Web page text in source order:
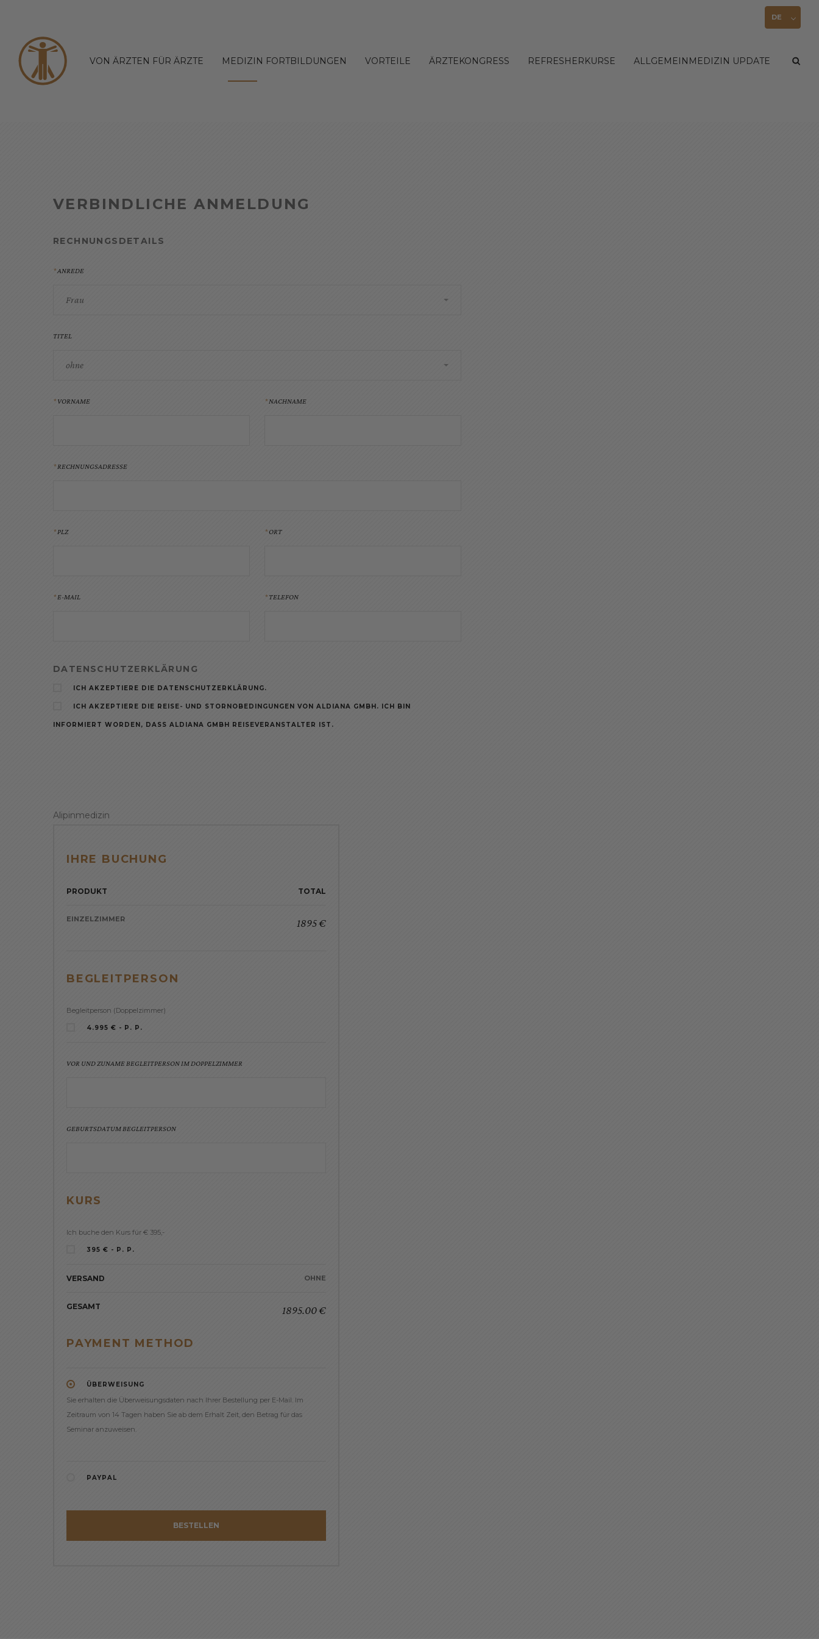
VON ÄRZTEN FÜR ÄRZTE MEDIZIN FORTBILDUNGEN VORTEILE ÄRZTEKONGRESS REFRESHERKURSE ALLGEMEINMEDIZIN UPDATE
DE
VERBINDLICHE ANMELDUNG
RECHNUNGSDETAILS
ANREDE
Frau
TITEL
ohne
VORNAME NACHNAME
RECHNUNGSADRESSE
PLZ ORT
E-MAIL TELEFON
DATENSCHUTZERKLÄRUNG
ICH AKZEPTIERE DIE DATENSCHUTZERKLÄRUNG.
ICH AKZEPTIERE DIE REISE- UND STORNOBEDINGUNGEN VON ALDIANA GMBH. ICH BIN
INFORMIERT WORDEN, DASS ALDIANA GMBH REISEVERANSTALTER IST.
Alipinmedizin
IHRE BUCHUNG
PRODUKT TOTAL
EINZELZIMMER 1895 €
BEGLEITPERSON
Begleitperson (Doppelzimmer)
4.995 € - P. P.
VOR UND ZUNAME BEGLEITPERSON IM DOPPELZIMMER
GEBURTSDATUM BEGLEITPERSON
KURS
Ich buche den Kurs für € 395,-
395 € - P. P.
VERSAND OHNE
GESAMT 1895.00 €
PAYMENT METHOD
ÜBERWEISUNG
Sie erhalten die Überweisungsdaten nach Ihrer Bestellung per E-Mail. Im
Zeitraum von 14 Tagen haben Sie ab dem Erhalt Zeit, den Betrag für das
Seminar anzuweisen.
PAYPAL
BESTELLEN